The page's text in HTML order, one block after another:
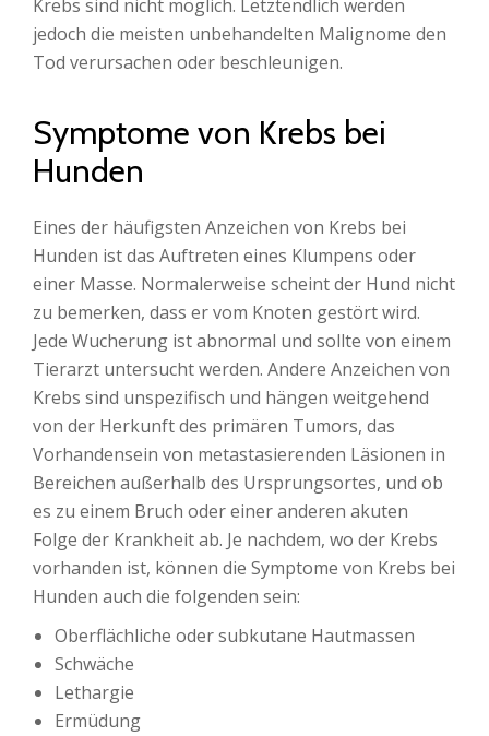
Krebs sind nicht möglich. Letztendlich werden
jedoch die meisten unbehandelten Malignome den
Tod verursachen oder beschleunigen.
Symptome von Krebs bei
Hunden
Eines der häufigsten Anzeichen von Krebs bei
Hunden ist das Auftreten eines Klumpens oder
einer Masse. Normalerweise scheint der Hund nicht
zu bemerken, dass er vom Knoten gestört wird.
Jede Wucherung ist abnormal und sollte von einem
Tierarzt untersucht werden. Andere Anzeichen von
Krebs sind unspezifisch und hängen weitgehend
von der Herkunft des primären Tumors, das
Vorhandensein von metastasierenden Läsionen in
Bereichen außerhalb des Ursprungsortes, und ob
es zu einem Bruch oder einer anderen akuten
Folge der Krankheit ab. Je nachdem, wo der Krebs
vorhanden ist, können die Symptome von Krebs bei
Hunden auch die folgenden sein:
Oberflächliche oder subkutane Hautmassen
Schwäche
Lethargie
Ermüdung